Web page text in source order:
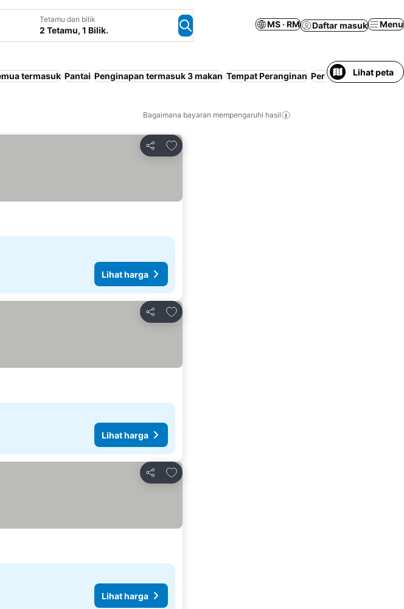
Tetamu dan bilik
2 Tetamu, 1 Bilik.
MS · RM Daftar masuk Menu
termasuk Pantai Penginapan termasuk 3 makan Tempat Peranginan Perkhidmatan Ulang-
Lihat peta
Bagaimana bayaran mempengaruhi hasil
Kongsi
Tambah ke favorit
Lihat harga
Kongsi
Tambah ke favorit
Lihat harga
Kongsi
Tambah ke favorit
Lihat harga